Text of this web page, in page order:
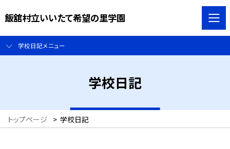
飯舘村立いいたて希望の里学園
学校日記メニュー
学校日記
トップページ > 学校日記